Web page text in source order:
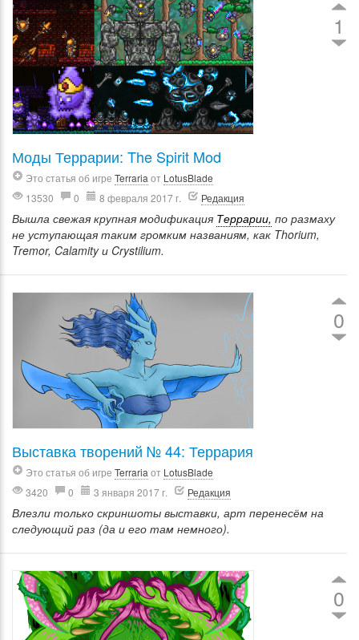
1
Моды Террарии: The Spirit Mod
Это статья об игре Terraria от LotusBlade
13530
0 8 февраля 2017 г. Редакция
Вышла свежая крупная модификация Террарии, по размаху
не уступающая таким громким названиям, как Thorium,
Tremor, Calamity и Crystilium.
0
Выставка творений № 44: Террария
Это статья об игре Terraria от LotusBlade
3420
0 3 января 2017 г. Редакция
Влезли только скриншоты выставки, арт перенесём на
следующий раз (да и его там немного).
0